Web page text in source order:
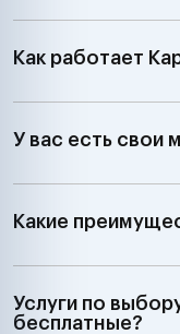
Как работает
У вас есть свои
Какие
Услуги по
бесплатные?